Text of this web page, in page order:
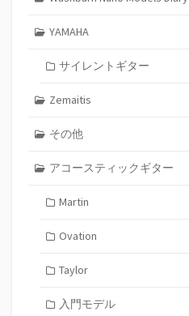
YAMAHA
サイレントギター
Zemaitis
その他
アコースティックギター
Martin
Ovation
Taylor
入門モデル